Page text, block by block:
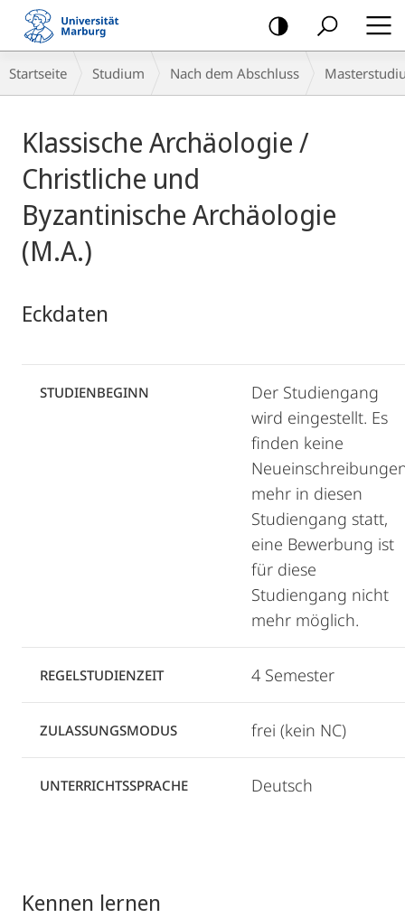
Mobile-
Navigation
Breadcrumb-
Navigation
Startseite Studium Nach dem Abschluss
Klassische Archäologie /
Christliche und
Byzantinische Archäologie
(M.A.)
Eckdaten
STUDIENBEGINN
Der Studiengang
wird eingestellt. Es
finden keine
mehr in diesen
Studiengang statt,
eine Bewerbung ist
für diese
Studiengang nicht
mehr möglich.
REGELSTUDIENZEIT 4 Semester
ZULASSUNGSMODUS frei (kein NC)
UNTERRICHTSSPRACHE Deutsch
Kennen lernen